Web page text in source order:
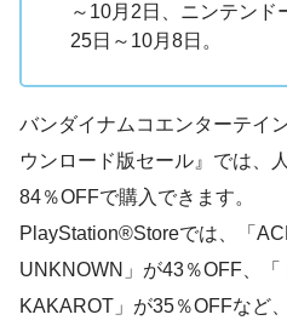
～10月2日、ニンテンド
25日～10月8日。
バンダイナムコエンターテイ
ウンロード版セール』では、
84％OFFで購入できます。
PlayStation®Storeでは、「
UNKNOWN」が43％OFF、
KAKAROT」が35％OFFなど